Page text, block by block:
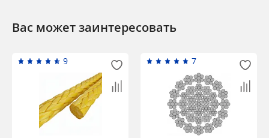
Вас может заинтересовать
9 7